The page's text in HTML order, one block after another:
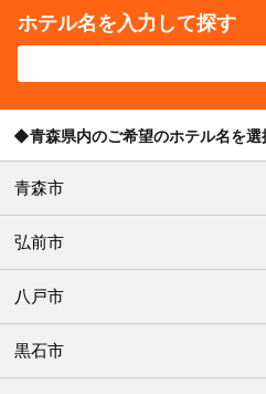
ホテル名を入力して探す
◆青森県内のご希望のホテル名を選
青森市
弘前市
八戸市
黒石市